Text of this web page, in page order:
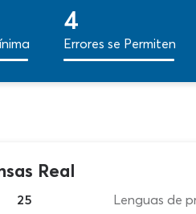
de manejar de Arkansas
4
Errores se Permiten
Real
25
Lenguas de